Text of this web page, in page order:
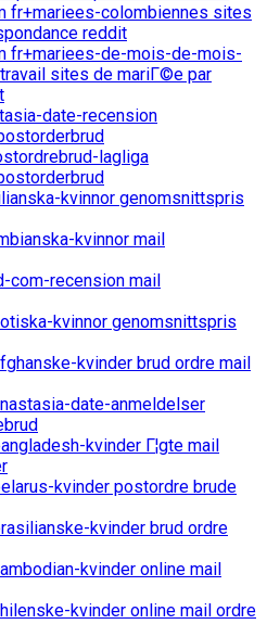
fr+mariees-colombiennes sites
reddit
fr+mariees-de-mois-de-mois-
sites de mariГ©e par
date-recension
lagliga
kvinnor genomsnittspris
kvinnor mail
com-recension mail
kvinnor genomsnittspris
kvinder brud ordre mail
date-anmeldelser
kvinder Г¦gte mail
kvinder postordre brude
kvinder brud ordre
kvinder online mail
kvinder online mail ordre